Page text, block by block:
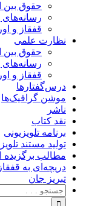
حقوق بین
رسانه‌های
قفقاز و
نظارت علمی
حقوق بین
رسانه‌های
قفقاز و
درس‌گفتارها
موشن گرافیک‌ها
ناشر
نقد کتاب
برنامه‌ تلویزیونی
تولید مستند
مطالب برگزیده
دریچه‌ای به
تبریزِ جان
جستجو
برای: